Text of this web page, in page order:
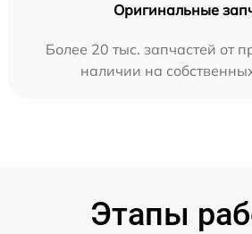
Оригинальные
Более 20 тыс. запчастей от
наличии на
Этапы